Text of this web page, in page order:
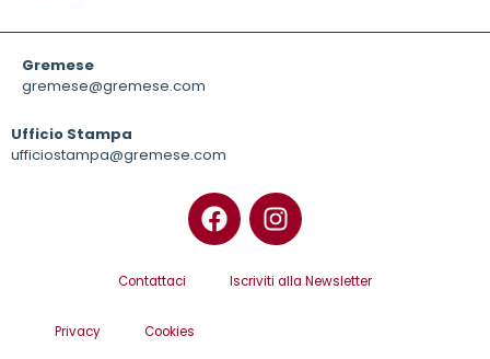
Gremese
gremese@gremese.com
Ufficio Stampa
ufficiostampa@gremese.com
Contattaci Iscriviti alla Newsletter
Privacy Cookies